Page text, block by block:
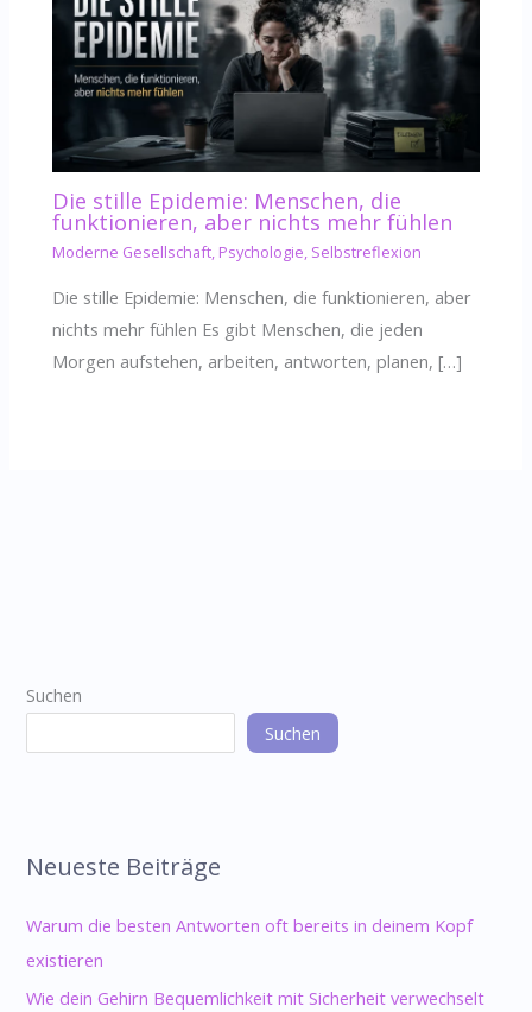
Die stille Epidemie: Menschen, die
funktionieren, aber nichts mehr fühlen
Moderne Gesellschaft, Psychologie, Selbstreflexion
Die stille Epidemie: Menschen, die funktionieren, aber
nichts mehr fühlen Es gibt Menschen, die jeden
Morgen aufstehen, arbeiten, antworten, planen, […]
Suchen
Suchen
Neueste Beiträge
Warum die besten Antworten oft bereits in deinem Kopf
existieren
Wie dein Gehirn Bequemlichkeit mit Sicherheit verwechselt